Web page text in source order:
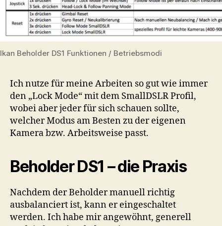
Ikan Beholder DS1 Funktionen / Betriebsmodi
Ich nutze für meine Arbeiten so gut wie immer
den „Lock Mode“ mit dem SmallDSLR Profil,
wobei aber jeder für sich schauen sollte,
welcher Modus am Besten zu der eigenen
Kamera bzw. Arbeitsweise passt.
Beholder DS1 – die Praxis
Nachdem der Beholder manuell richtig
ausbalanciert ist, kann er eingeschaltet
werden. Ich habe mir angewöhnt, generell